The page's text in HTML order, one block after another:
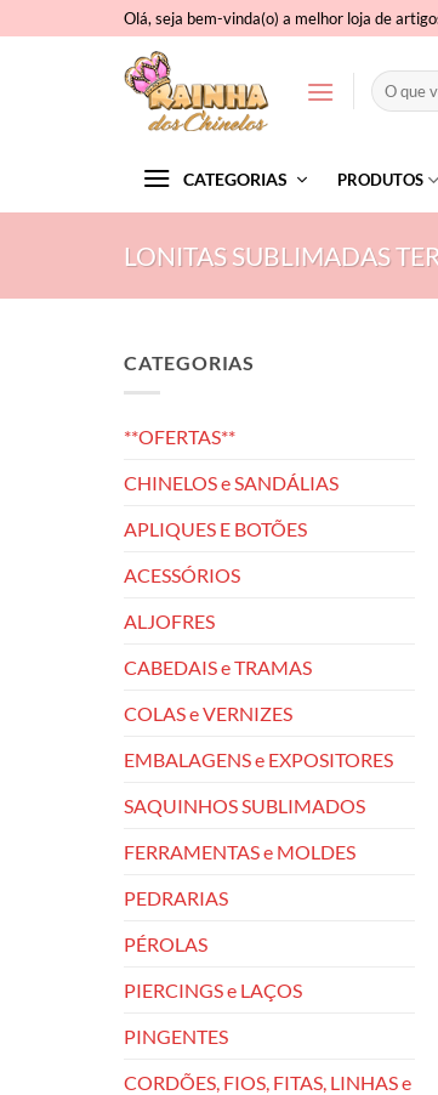
to
Olá, seja bem-vinda(o) a melhor loja de
Pesquisar
por:
CATEGORIAS PRODUTOS
LONITAS SUBLIMADAS
CATEGORIAS
**OFERTAS**
CHINELOS e SANDÁLIAS
APLIQUES E BOTÕES
ACESSÓRIOS
ALJOFRES
CABEDAIS e TRAMAS
COLAS e VERNIZES
EMBALAGENS e EXPOSITORES
SAQUINHOS SUBLIMADOS
FERRAMENTAS e MOLDES
PEDRARIAS
PÉROLAS
PIERCINGS e LAÇOS
PINGENTES
CORDÕES, FIOS, FITAS, LINHAS e